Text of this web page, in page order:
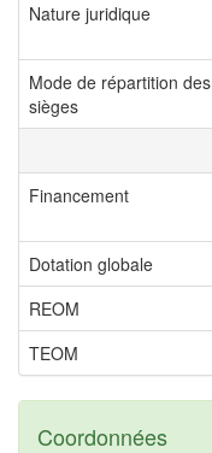
Nature juridique
Mode de répartition des
sièges
Financement
Dotation globale
REOM
TEOM
Coordonnées